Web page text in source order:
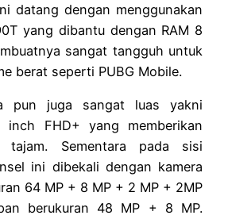
datang dengan menggunakan
yang dibantu dengan RAM 8
sangat tangguh untuk
berat seperti PUBG Mobile.
pun juga sangat luas yakni
inch FHD+ yang memberikan
tajam. Sementara pada sisi
ini dibekali dengan kamera
64 MP + 8 MP + 2 MP + 2MP
berukuran 48 MP + 8 MP.